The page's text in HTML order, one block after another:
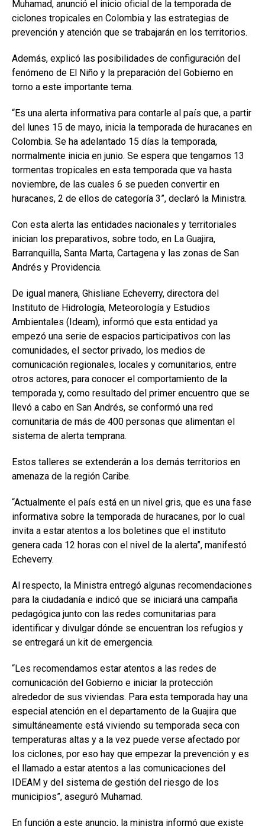
Muhamad, anunció el inicio oficial de la temporada de
ciclones tropicales en Colombia y las estrategias de
prevención y atención que se trabajarán en los territorios.
Además, explicó las posibilidades de configuración del
fenómeno de El Niño y la preparación del Gobierno en
torno a este importante tema.
“Es una alerta informativa para contarle al país que, a partir
del lunes 15 de mayo, inicia la temporada de huracanes en
Colombia. Se ha adelantado 15 días la temporada,
normalmente inicia en junio. Se espera que tengamos 13
tormentas tropicales en esta temporada que va hasta
noviembre, de las cuales 6 se pueden convertir en
huracanes, 2 de ellos de categoría 3”, declaró la Ministra.
Con esta alerta las entidades nacionales y territoriales
inician los preparativos, sobre todo, en La Guajira,
Barranquilla, Santa Marta, Cartagena y las zonas de San
Andrés y Providencia.
De igual manera, Ghisliane Echeverry, directora del
Instituto de Hidrología, Meteorología y Estudios
Ambientales (Ideam), informó que esta entidad ya
empezó una serie de espacios participativos con las
comunidades, el sector privado, los medios de
comunicación regionales, locales y comunitarios, entre
otros actores, para conocer el comportamiento de la
temporada y, como resultado del primer encuentro que se
llevó a cabo en San Andrés, se conformó una red
comunitaria de más de 400 personas que alimentan el
sistema de alerta temprana.
Estos talleres se extenderán a los demás territorios en
amenaza de la región Caribe.
“Actualmente el país está en un nivel gris, que es una fase
informativa sobre la temporada de huracanes, por lo cual
invita a estar atentos a los boletines que el instituto
genera cada 12 horas con el nivel de la alerta”, manifestó
Echeverry.
Al respecto, la Ministra entregó algunas recomendaciones
para la ciudadanía e indicó que se iniciará una campaña
pedagógica junto con las redes comunitarias para
identificar y divulgar dónde se encuentran los refugios y
se entregará un kit de emergencia.
“Les recomendamos estar atentos a las redes de
comunicación del Gobierno e iniciar la protección
alrededor de sus viviendas. Para esta temporada hay una
especial atención en el departamento de la Guajira que
simultáneamente está viviendo su temporada seca con
temperaturas altas y a la vez puede verse afectado por
los ciclones, por eso hay que empezar la prevención y es
el llamado a estar atentos a las comunicaciones del
IDEAM y del sistema de gestión del riesgo de los
municipios”, aseguró Muhamad.
En función a este anuncio, la ministra informó que existe